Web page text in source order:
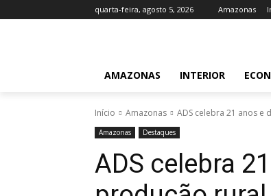
quarta-feira, agosto 5, 2026 Amazonas
AMAZONAS INTERIOR
Início Amazonas ADS celebra 21 anos e
Amazonas Destaques
ADS celebra